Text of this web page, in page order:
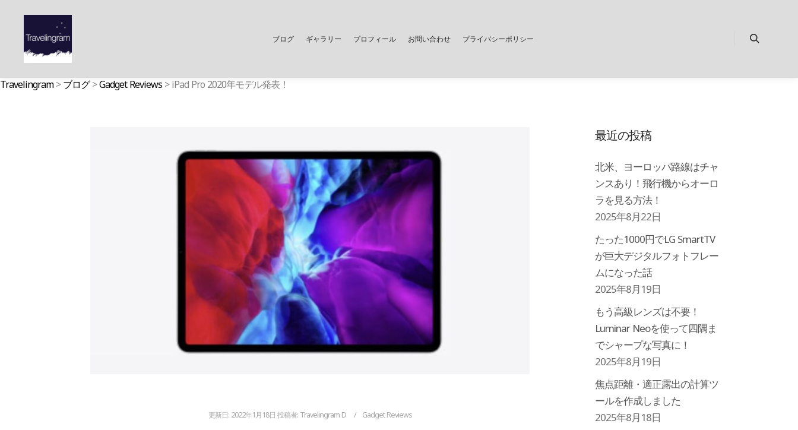
ブログ ギャラリー プロフィール お問い合わせ プライバシーポリシー
Travelingram>ブログ>Gadget Reviews >iPad Pro 2020年モデル発表！
更新日: 2022年1月18日 投稿者: Travelingram D Gadget Reviews
最近の投稿
北米、ヨーロッパ路線はチャ
ンスあり！飛行機からオーロ
ラを見る方法！
2025年8月22日
たった1000円でLG SmartTV
が巨大デジタルフォトフレー
ムになった話
2025年8月19日
もう高級レンズは不要！
Luminar Neoを使って四隅ま
でシャープな写真に！
2025年8月19日
焦点距離・適正露出の計算ツ
ールを作成しました
2025年8月18日